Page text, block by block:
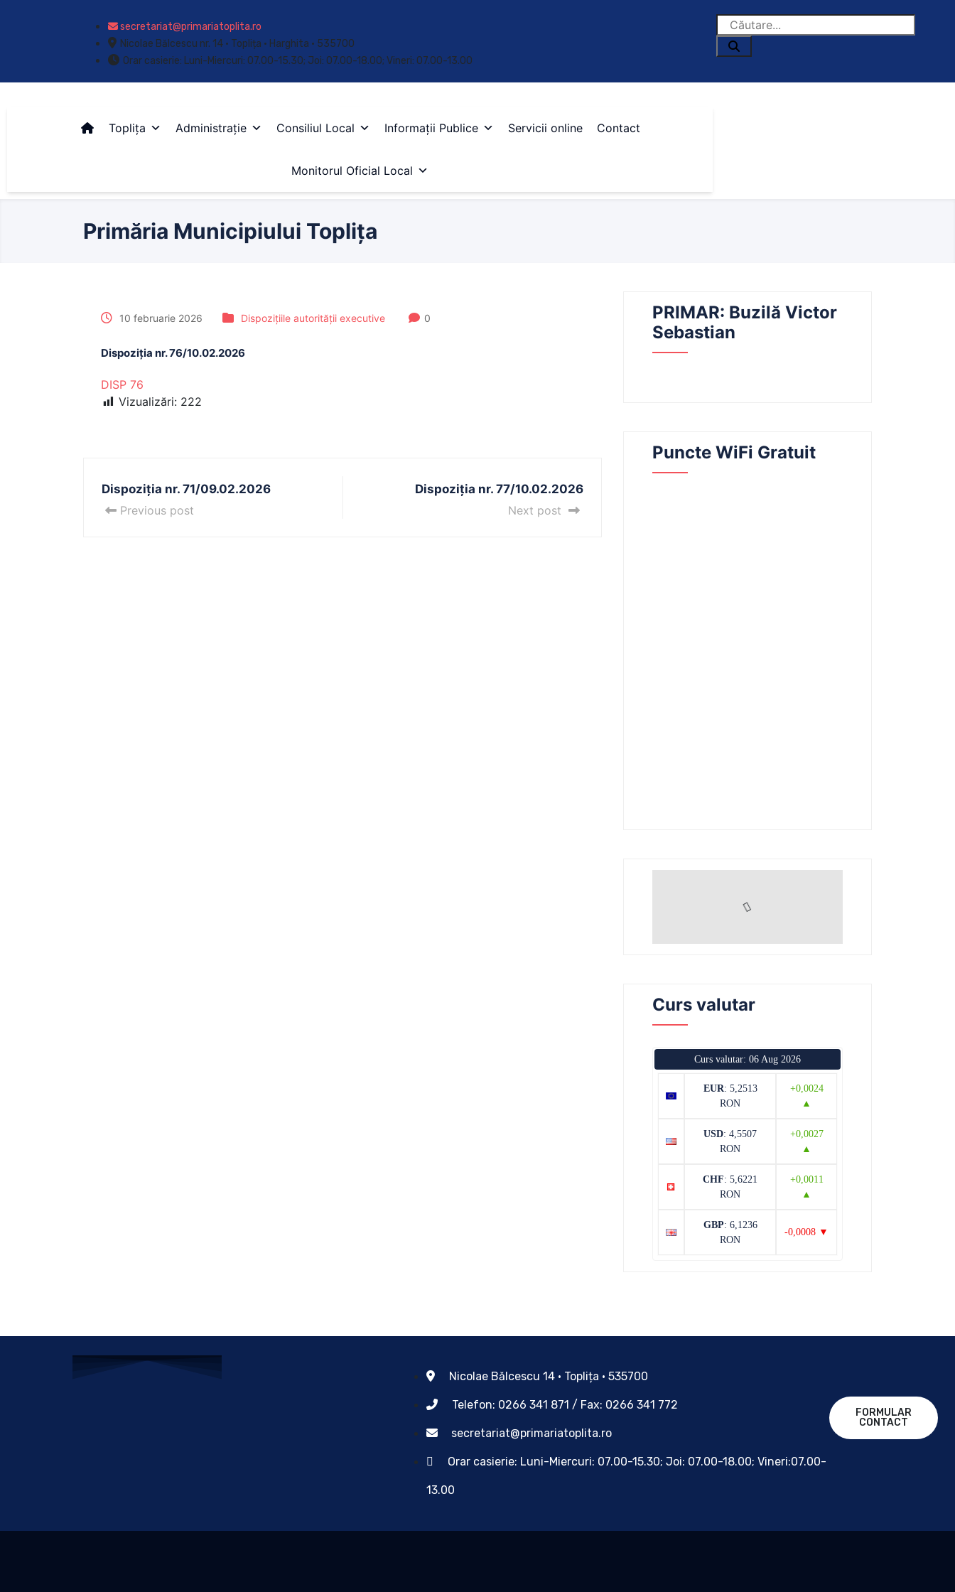
secretariat@primariatoplita.ro
Nicolae Bălcescu nr. 14 • Toplița • Harghita • 535700
Orar casierie: Luni-Miercuri: 07.00-15.30; Joi: 07.00-18.00; Vineri: 07.00-13.00
Toplița Administrație Consiliul Local Informații Publice Servicii online Contact
Monitorul Oficial Local
Primăria Municipiului Toplița
10 februarie 2026 Dispozițiile autorității executive 0
Dispoziția nr. 76/10.02.2026
DISP 76
Vizualizări: 222
Dispoziția nr. 71/09.02.2026
Previous post
Dispoziția nr. 77/10.02.2026
Next post
PRIMAR: Buzilă Victor
Sebastian
Puncte WiFi Gratuit
Curs valutar
Curs valutar: 06 Aug 2026
EUR: 5,2513
RON
+0,0024
▲
USD: 4,5507
RON
+0,0027
▲
CHF: 5,6221
RON
+0,0011
▲
GBP: 6,1236
RON
-0,0008 ▼
Nicolae Bălcescu 14 • Toplița • 535700
Telefon: 0266 341 871 / Fax: 0266 341 772
secretariat@primariatoplita.ro
Orar casierie: Luni-Miercuri: 07.00-15.30; Joi: 07.00-18.00; Vineri:07.00-
13.00
FORMULAR
CONTACT